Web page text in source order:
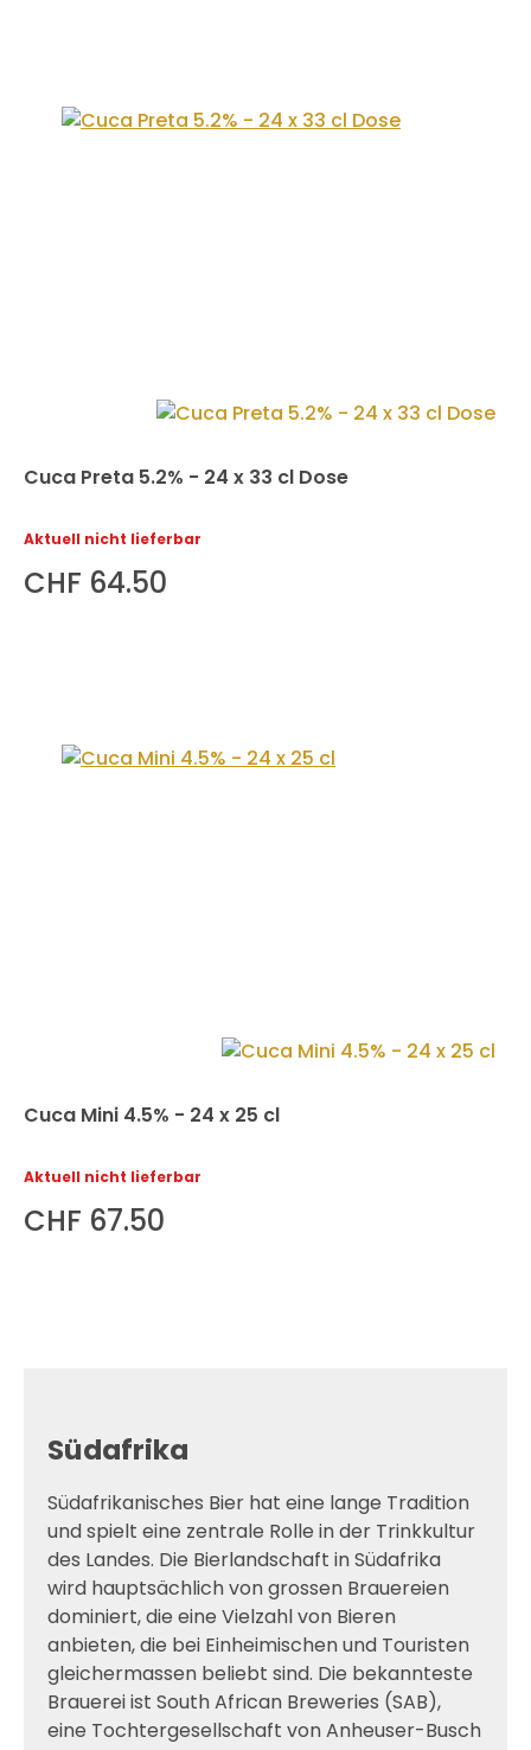
Cuca Preta 5.2% - 24 x 33 cl Dose
Aktuell nicht lieferbar
CHF 64.50
Cuca Mini 4.5% - 24 x 25 cl
Aktuell nicht lieferbar
CHF 67.50
Südafrika
Südafrikanisches Bier hat eine lange Tradition
und spielt eine zentrale Rolle in der Trinkkultur
des Landes. Die Bierlandschaft in Südafrika
wird hauptsächlich von grossen Brauereien
dominiert, die eine Vielzahl von Bieren
anbieten, die bei Einheimischen und Touristen
gleichermassen beliebt sind. Die bekannteste
Brauerei ist South African Breweries (SAB),
eine Tochtergesellschaft von Anheuser-Busch